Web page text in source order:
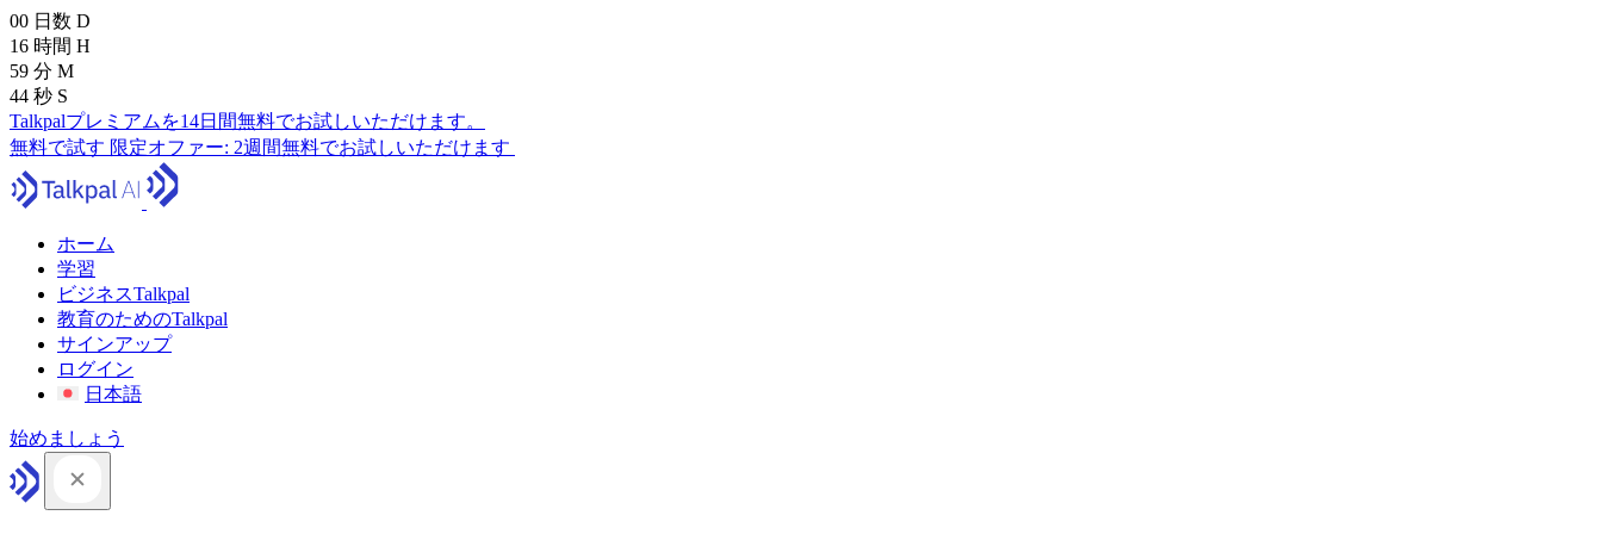
00 日数 D
16 時間 H
59 分 M
43 秒 S
Talkpalプレミアムを14日間無料でお試しいただけます。
無料で試す 限定オファー: 2週間無料でお試しいただけます
ホーム
学習
ビジネスTalkpal
教育のためのTalkpal
サインアップ
ログイン
日本語
始めましょう